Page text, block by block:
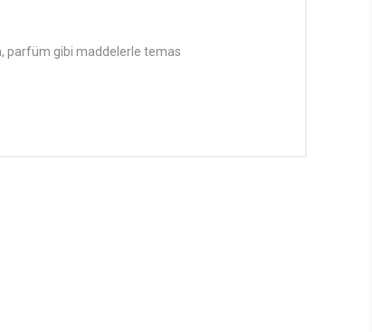
parfüm gibi maddelerle temas